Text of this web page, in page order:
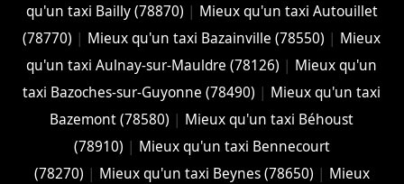
qu'un taxi Bailly (78870) | Mieux qu'un taxi Autouillet
(78770) | Mieux qu'un taxi Bazainville (78550) | Mieux
qu'un taxi Aulnay-sur-Mauldre (78126) | Mieux qu'un
taxi Bazoches-sur-Guyonne (78490) | Mieux qu'un taxi
Bazemont (78580) | Mieux qu'un taxi Béhoust
(78910) | Mieux qu'un taxi Bennecourt
(78270) | Mieux qu'un taxi Beynes (78650) | Mieux